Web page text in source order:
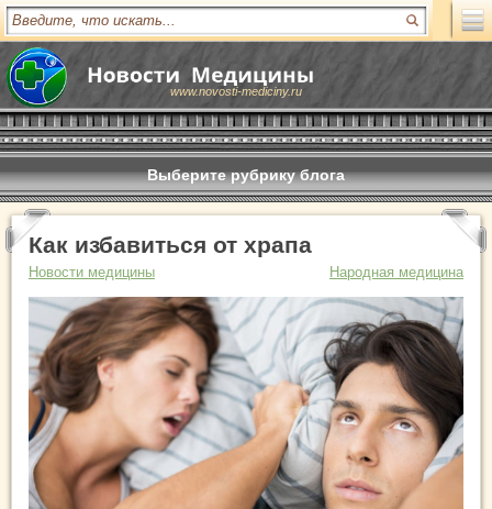
www.novosti-mediciny.ru
Выберите рубрику блога
Как избавиться от храпа
Новости медицины Народная медицина